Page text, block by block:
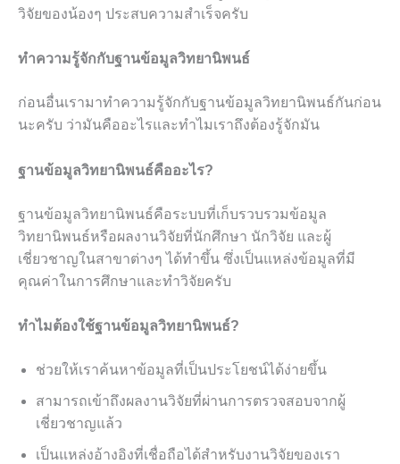
วิจัยของน้องๆ ประสบความสำเร็จครับ
ทำความรู้จักกับฐานข้อมูลวิทยานิพนธ์
ก่อนอื่นเรามาทำความรู้จักกับฐานข้อมูลวิทยานิพนธ์กันก่อน
นะครับ ว่ามันคืออะไรและทำไมเราถึงต้องรู้จักมัน
ฐานข้อมูลวิทยานิพนธ์คืออะไร?
ฐานข้อมูลวิทยานิพนธ์คือระบบที่เก็บรวบรวมข้อมูล
วิทยานิพนธ์หรือผลงานวิจัยที่นักศึกษา นักวิจัย และผู้
เชี่ยวชาญในสาขาต่างๆ ได้ทำขึ้น ซึ่งเป็นแหล่งข้อมูลที่มี
คุณค่าในการศึกษาและทำวิจัยครับ
ทำไมต้องใช้ฐานข้อมูลวิทยานิพนธ์?
ช่วยให้เราค้นหาข้อมูลที่เป็นประโยชน์ได้ง่ายขึ้น
สามารถเข้าถึงผลงานวิจัยที่ผ่านการตรวจสอบจากผู้
เชี่ยวชาญแล้ว
เป็นแหล่งอ้างอิงที่เชื่อถือได้สำหรับงานวิจัยของเรา